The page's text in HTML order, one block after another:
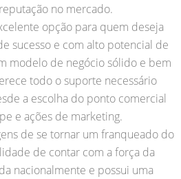
no mercado.
opção para quem deseja
sucesso e com alto potencial de
modelo de negócio sólido e bem
todo o suporte necessário
a escolha do ponto comercial
e ações de marketing.
de se tornar um franqueado do
de contar com a força da
nacionalmente e possui uma